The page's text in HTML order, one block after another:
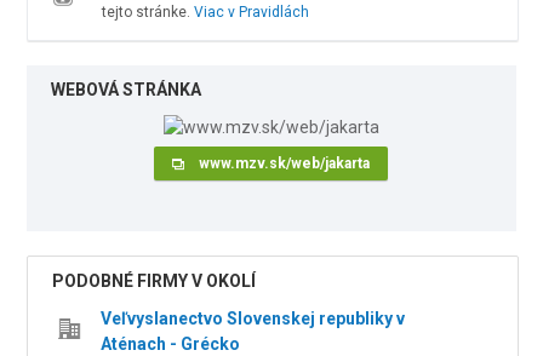
tejto stránke. Viac v Pravidlách
WEBOVÁ STRÁNKA
www.mzv.sk/web/jakarta
PODOBNÉ FIRMY V OKOLÍ
Veľvyslanectvo Slovenskej republiky v
Aténach - Grécko